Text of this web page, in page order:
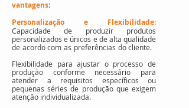
vantagens:
Personalização e Flexibilidade:
Capacidade de produzir produtos
personalizados e únicos e de alta qualidade
de acordo com as preferências do cliente.
Flexibilidade para ajustar o processo de
produção conforme necessário para
atender a requisitos específicos ou
pequenas séries de produção que exigem
atenção individualizada.